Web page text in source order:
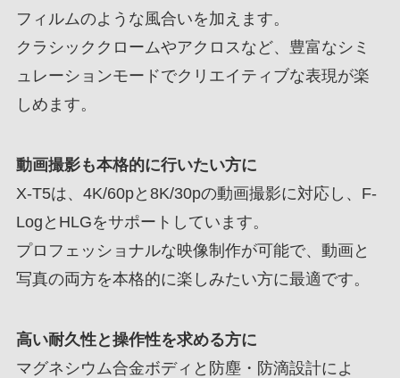
フィルムのような風合いを加えます。
クラシッククロームやアクロスなど、豊富なシミ
ュレーションモードでクリエイティブな表現が楽
しめます。
動画撮影も本格的に行いたい方に
X-T5は、4K/60pと8K/30pの動画撮影に対応し、F-
LogとHLGをサポートしています。
プロフェッショナルな映像制作が可能で、動画と
写真の両方を本格的に楽しみたい方に最適です。
高い耐久性と操作性を求める方に
マグネシウム合金ボディと防塵・防滴設計によ